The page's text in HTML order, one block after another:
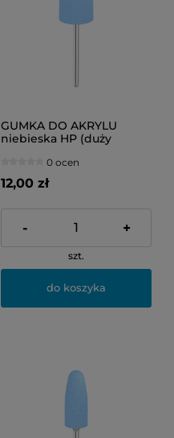
GUMKA DO AKRYLU
niebieska HP (duży
0 ocen
12,00 zł
- +
szt.
do koszyka